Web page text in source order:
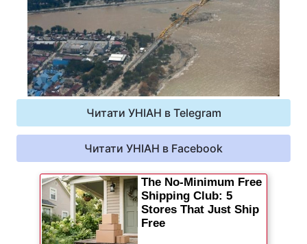
Читати УНІАН в Telegram
Читати УНІАН в Facebook